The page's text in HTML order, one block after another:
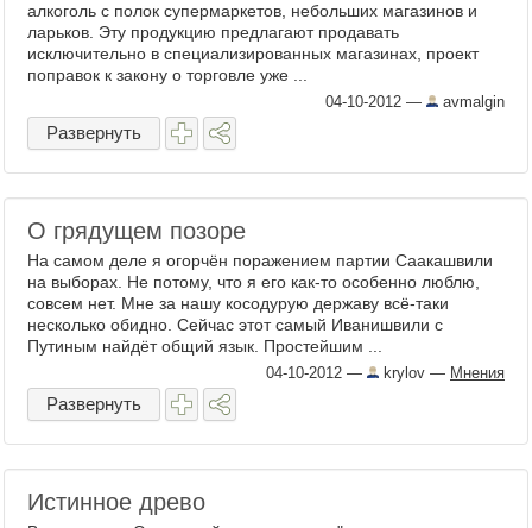
алкоголь с полок супермаркетов, небольших магазинов и
ларьков. Эту продукцию предлагают продавать
исключительно в специализированных магазинах, проект
поправок к закону о торговле уже ...
04-10-2012 — avmalgin
Развернуть
О грядущем позоре
На самом деле я огорчён поражением партии Саакашвили
на выборах. Не потому, что я его как-то особенно люблю,
совсем нет. Мне за нашу косодурую державу всё-таки
несколько обидно. Сейчас этот самый Иванишвили с
Путиным найдёт общий язык. Простейшим ...
04-10-2012 — krylov — Мнения
Развернуть
Истинное древо